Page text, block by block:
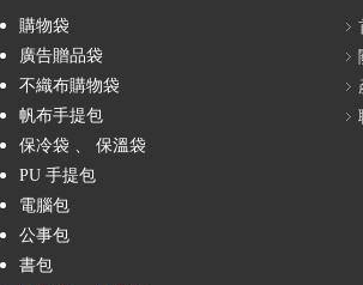
購物袋
廣告贈品袋
不織布購物袋
帆布手提包
保冷袋 、 保溫袋
PU 手提包
電腦包
公事包
書包